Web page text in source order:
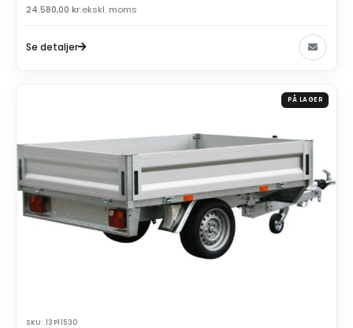
24.580,00 kr.ekskl. moms
Se detaljer
PÅ LAGER
SKU: 13P11530